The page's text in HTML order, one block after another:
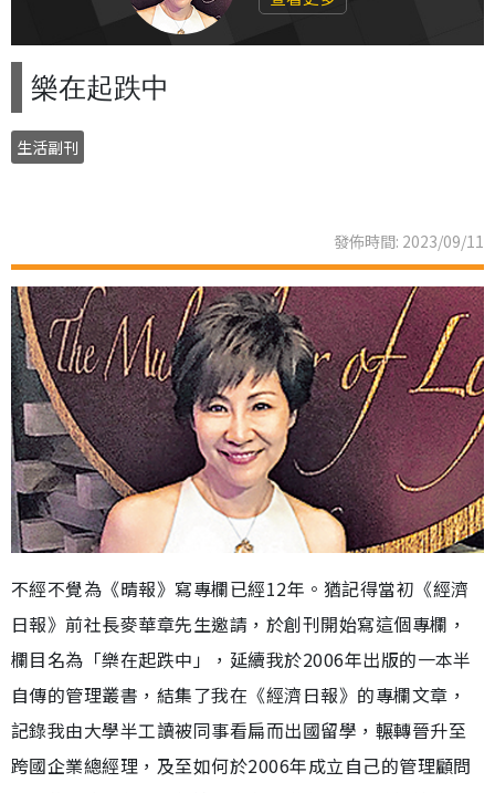
樂在起跌中
生活副刊
發佈時間: 2023/09/11
不經不覺為《晴報》寫專欄已經12年。猶記得當初《經濟
日報》前社長麥華章先生邀請，於創刊開始寫這個專欄，
欄目名為「樂在起跌中」，延續我於2006年出版的一本半
自傳的管理叢書，結集了我在《經濟日報》的專欄文章，
記錄我由大學半工讀被同事看扁而出國留學，輾轉晉升至
跨國企業總經理，及至如何於2006年成立自己的管理顧問